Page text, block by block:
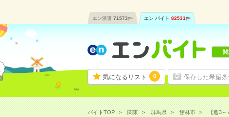
エン派遣 71573件 エン バイト 82531件
気になるリスト 0 保存した希望条
バイトTOP 関東 群馬県 館林市 【週3～